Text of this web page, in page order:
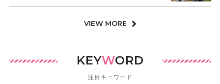
VIEW MORE
KEYWORD
注目キーワード